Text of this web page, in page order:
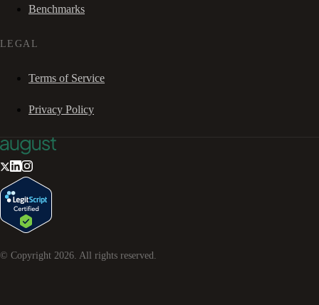
Benchmarks
LEGAL
Terms of Service
Privacy Policy
© Copyright 2026. All rights reserved.